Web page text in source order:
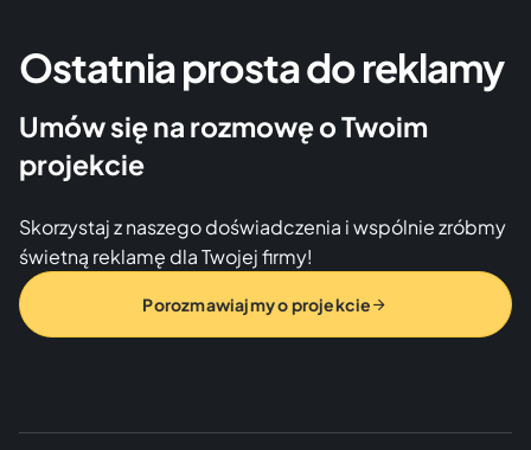
Ostatnia prosta do reklamy
Umów się na rozmowę o Twoim
projekcie
Skorzystaj z naszego doświadczenia i wspólnie zróbmy
świetną reklamę dla Twojej firmy!
Porozmawiajmy o projekcie